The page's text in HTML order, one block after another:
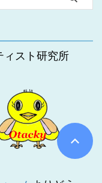
ィスト研究所